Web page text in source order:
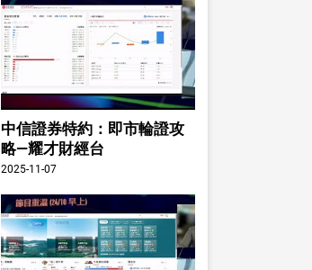
中信證券特約：即市輪證攻
略—耀才財經台
2025-11-07